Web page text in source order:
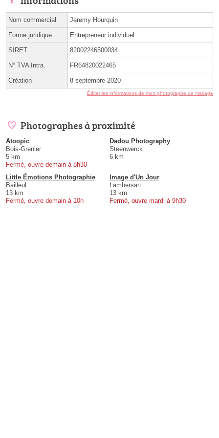
Nom commercial Jeremy Hourquin
Forme juridique Entrepreneur individuel
SIRET 82002246500034
N° TVA Intra. FR64820022465
Création 8 septembre 2020
Éditer les informations de mon photographe de mariage
Photographes à proximité
Atoopic
Bois-Grenier
5 km
Fermé, ouvre demain à 8h30
Dadou Photography
Steenwerck
6 km
Little Émotions Photographie
Bailleul
13 km
Fermé, ouvre demain à 10h
Image d'Un Jour
Lambersart
13 km
Fermé, ouvre mardi à 9h30